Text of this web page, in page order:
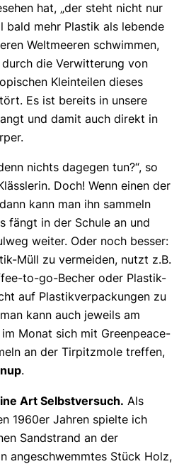
hat, „der steht nicht nur
bald mehr Plastik als lebende
Weltmeeren schwimmen,
die Verwitterung von
Kleinteilen dieses
Es ist bereits in unsere
und damit auch direkt in
nichts dagegen tun?“, so
Doch! Wenn einen der
kann man ihn sammeln
fängt in der Schule an und
weiter. Oder noch besser:
Müll zu vermeiden, nutzt z.B.
to-go-Becher oder Plastik-
auf Plastikverpackungen zu
kann auch jeweils am
Monat sich mit Greenpeace-
an der Tirpitzmole treffen,
.
Art Selbstversuch. Als
1960er Jahren spielte ich
Sandstrand an der
angeschwemmtes Stück Holz,